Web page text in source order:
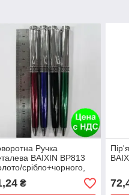
Ручка
BAIXIN BP813
срібло+чорного,
₴